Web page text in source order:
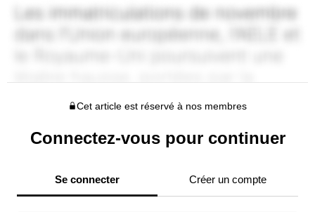
Cet article est réservé à nos membres
Connectez-vous pour continuer
Se connecter Créer un compte